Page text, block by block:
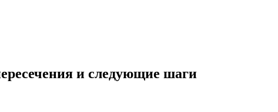
и следующие шаги